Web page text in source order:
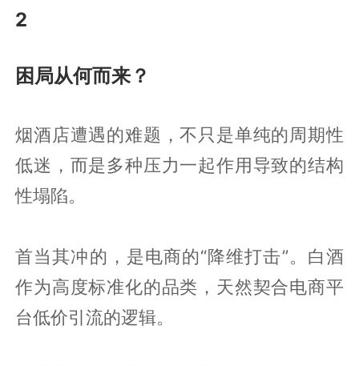
2
困局从何而来？
烟酒店遭遇的难题，不只是单纯的周期性
低迷，而是多种压力一起作用导致的结构
性塌陷。
首当其冲的，是电商的“降维打击”。白酒
作为高度标准化的品类，天然契合电商平
台低价引流的逻辑。